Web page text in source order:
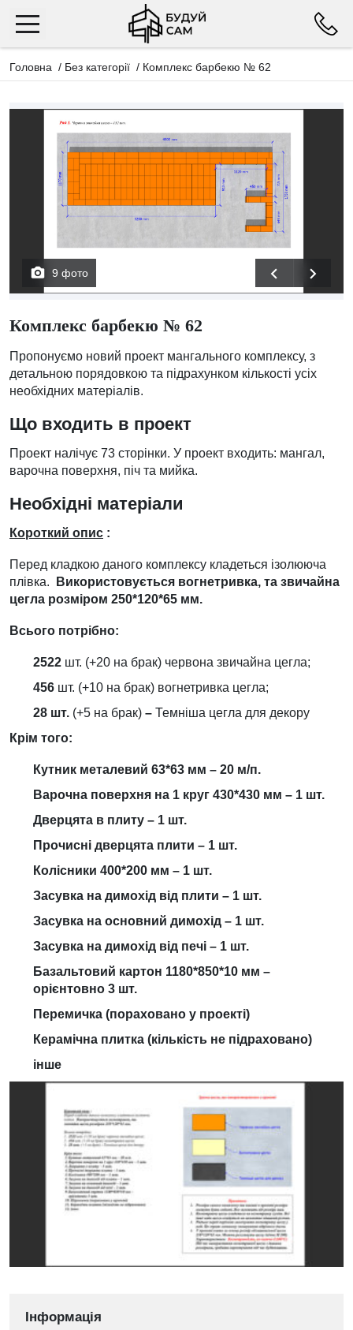
Головна / Без категорії / Комплекс барбекю № 62
9 фото
Комплекс барбекю № 62
Пропонуємо новий проект мангального комплексу, з
детальною порядовкою та підрахунком кількості усіх
необхідних матеріалів.
Що входить в проект
Проект налічує 73 сторінки. У проект входить: мангал,
варочна поверхня, піч та мийка.
Необхідні матеріали
Короткий опис :
Перед кладкою даного комплексу кладеться ізолююча
плівка.
Використовується вогнетривка, та звичайна
цегла розміром 250*120*65 мм.
Всього потрібно:
2522 шт. (+20 на брак) червона звичайна цегла;
456 шт. (+10 на брак) вогнетривка цегла;
28 шт. (+5 на брак) – Темніша цегла для декору
Крім того:
Кутник металевий 63*63 мм – 20 м/п.
Варочна поверхня на 1 круг 430*430 мм – 1 шт.
Дверцята в плиту – 1 шт.
Прочисні дверцята плити – 1 шт.
Колісники 400*200 мм – 1 шт.
Засувка на димохід від плити – 1 шт.
Засувка на основний димохід – 1 шт.
Засувка на димохід від печі – 1 шт.
Базальтовий картон 1180*850*10 мм –
орієнтовно 3 шт.
Перемичка (пораховано у проекті)
Керамічна плитка (кількість не підраховано)
інше
Інформація